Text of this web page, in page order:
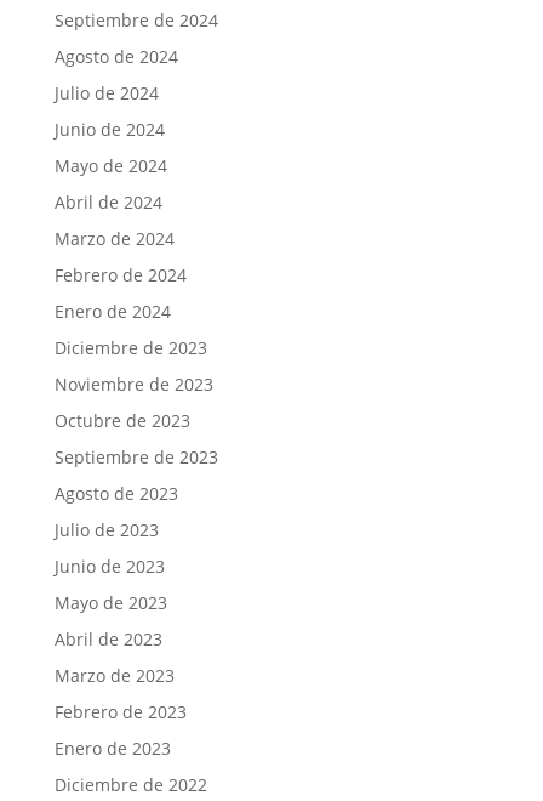
Septiembre de 2024
Agosto de 2024
Julio de 2024
Junio de 2024
Mayo de 2024
Abril de 2024
Marzo de 2024
Febrero de 2024
Enero de 2024
Diciembre de 2023
Noviembre de 2023
Octubre de 2023
Septiembre de 2023
Agosto de 2023
Julio de 2023
Junio de 2023
Mayo de 2023
Abril de 2023
Marzo de 2023
Febrero de 2023
Enero de 2023
Diciembre de 2022